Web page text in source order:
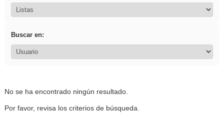
Buscar en:
No se ha encontrado ningún resultado.
Por favor, revisa los criterios de búsqueda.